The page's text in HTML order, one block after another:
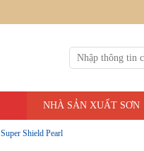
NHÀ SẢN XUẤT SƠN
Shield Pearl